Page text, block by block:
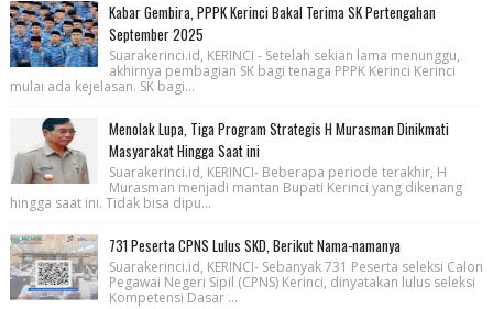
Kabar Gembira, PPPK Kerinci Bakal Terima SK Pertengahan
September 2025
Suarakerinci.id, KERINCI - Setelah sekian lama menunggu,
akhirnya pembagian SK bagi tenaga PPPK Kerinci Kerinci
mulai ada kejelasan. SK bagi...
Menolak Lupa, Tiga Program Strategis H Murasman Dinikmati
Masyarakat Hingga Saat ini
Suarakerinci.id, KERINCI- Beberapa periode terakhir, H
Murasman menjadi mantan Bupati Kerinci yang dikenang
hingga saat ini. Tidak bisa dipu...
731 Peserta CPNS Lulus SKD, Berikut Nama-namanya
Suarakerinci.id, KERINCI- Sebanyak 731 Peserta seleksi Calon
Pegawai Negeri Sipil (CPNS) Kerinci, dinyatakan lulus seleksi
Kompetensi Dasar ...